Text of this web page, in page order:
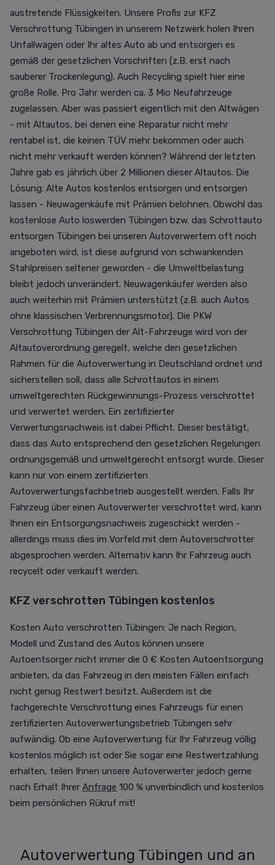
austretende Flüssigkeiten. Unsere Profis zur KFZ
Verschrottung Tübingen in unserem Netzwerk holen Ihren
Unfallwagen oder Ihr altes Auto ab und entsorgen es
gemäß der gesetzlichen Vorschriften (z.B. erst nach
sauberer Trockenlegung). Auch Recycling spielt hier eine
große Rolle. Pro Jahr werden ca. 3 Mio Neufahrzeuge
zugelassen. Aber was passiert eigentlich mit den Altwägen
- mit Altautos, bei denen eine Reparatur nicht mehr
rentabel ist, die keinen TÜV mehr bekommen oder auch
nicht mehr verkauft werden können? Während der letzten
Jahre gab es jährlich über 2 Millionen dieser Altautos. Die
Lösung: Alte Autos kostenlos entsorgen und entsorgen
lassen - Neuwagenkäufe mit Prämien belohnen. Obwohl das
kostenlose Auto loswerden Tübingen bzw. das Schrottauto
entsorgen Tübingen bei unseren Autoverwertern oft noch
angeboten wird, ist diese aufgrund von schwankenden
Stahlpreisen seltener geworden - die Umweltbelastung
bleibt jedoch unverändert. Neuwagenkäufer werden also
auch weiterhin mit Prämien unterstützt (z.B. auch Autos
ohne klassischen Verbrennungsmotor). Die PKW
Verschrottung Tübingen der Alt-Fahrzeuge wird von der
Altautoverordnung geregelt, welche den gesetzlichen
Rahmen für die Autoverwertung in Deutschland ordnet und
sicherstellen soll, dass alle Schrottautos in einem
umweltgerechten Rückgewinnungs-Prozess verschrottet
und verwertet werden. Ein zertifizierter
Verwertungsnachweis ist dabei Pflicht. Dieser bestätigt,
dass das Auto entsprechend den gesetzlichen Regelungen
ordnungsgemäß und umweltgerecht entsorgt wurde. Dieser
kann nur von einem zertifizierten
Autoverwertungsfachbetrieb ausgestellt werden. Falls Ihr
Fahrzeug über einen Autoverwerter verschrottet wird, kann
Ihnen ein Entsorgungsnachweis zugeschickt werden -
allerdings muss dies im Vorfeld mit dem Autoverschrotter
abgesprochen werden. Alternativ kann Ihr Fahrzeug auch
recycelt oder verkauft werden.
KFZ verschrotten Tübingen kostenlos
Kosten Auto verschrotten Tübingen: Je nach Region,
Modell und Zustand des Autos können unsere
Autoentsorger nicht immer die 0 € Kosten Autoentsorgung
anbieten, da das Fahrzeug in den meisten Fällen einfach
nicht genug Restwert besitzt. Außerdem ist die
fachgerechte Verschrottung eines Fahrzeugs für einen
zertifizierten Autoverwertungsbetrieb Tübingen sehr
aufwändig. Ob eine Autoverwertung für Ihr Fahrzeug völlig
kostenlos möglich ist oder Sie sogar eine Restwertzahlung
erhalten, teilen Ihnen unsere Autoverwerter jedoch gerne
nach Erhalt Ihrer Anfrage 100 % unverbindlich und kostenlos
beim persönlichen Rükruf mit!
Autoverwertung Tübingen und an